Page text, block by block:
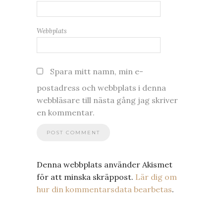
Webbplats
Spara mitt namn, min e-
postadress och webbplats i denna
webbläsare till nästa gång jag skriver
en kommentar.
Denna webbplats använder Akismet
för att minska skräppost. Lär dig om
hur din kommentarsdata bearbetas.